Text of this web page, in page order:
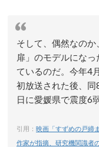
そして、偶然なの
扉」のモデルにな
ているのだ。今年4
初放送された後、
日に愛媛県で震度6
引用： 映画「すずめの戸締
作家が指摘、研究機関識者